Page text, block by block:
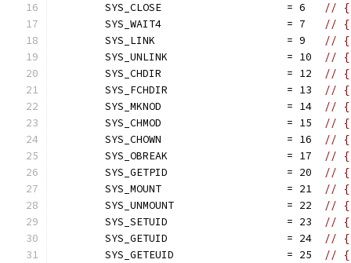
	SYS_CLOSE                    = 6
// {
	SYS_WAIT4                    = 7
// {
	SYS_LINK                     = 9
// {
	SYS_UNLINK                   = 10
// {
	SYS_CHDIR                    = 12
// {
	SYS_FCHDIR                   = 13
// {
	SYS_MKNOD                    = 14
// {
	SYS_CHMOD                    = 15
// {
	SYS_CHOWN                    = 16
// {
	SYS_OBREAK                   = 17
// {
	SYS_GETPID                   = 20
// {
	SYS_MOUNT                    = 21
// {
	SYS_UNMOUNT                  = 22
// {
	SYS_SETUID                   = 23
// {
	SYS_GETUID                   = 24
// {
	SYS_GETEUID                  = 25
// {